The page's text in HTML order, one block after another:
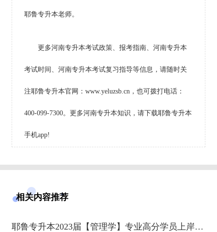
耶鲁专升本老师。
更多河南专升本考试政策、报考指南、河南专升本
考试时间、河南专升本考试复习指导等信息，请随时关
注耶鲁专升本官网：www.yeluzsb.cn，也可拨打电话：
400-099-7300。更多河南专升本知识，请下载耶鲁专升本
手机app!
相关内容推荐
耶鲁专升本2023届【管理学】专业高分学员上岸分